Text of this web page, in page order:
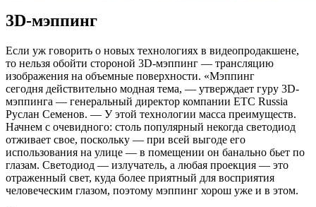
3D-мэппинг
Если уж говорить о новых технологиях в видеопродакшене,
то нельзя обойти стороной 3D-мэппинг — трансляцию
изображения на объемные поверхности. «Мэппинг
сегодня действительно модная тема, — утверждает гуру 3D-
мэппинга — генеральный директор компании ETC Russia
Руслан Семенов. — У этой технологии масса преимуществ.
Начнем с очевидного: столь популярный некогда светодиод
отживает свое, поскольку — при всей выгоде его
использования на улице — в помещении он банально бьет по
глазам. Светодиод — излучатель, а любая проекция — это
отраженный свет, куда более приятный для восприятия
человеческим глазом, поэтому мэппинг хорош уже и в этом.